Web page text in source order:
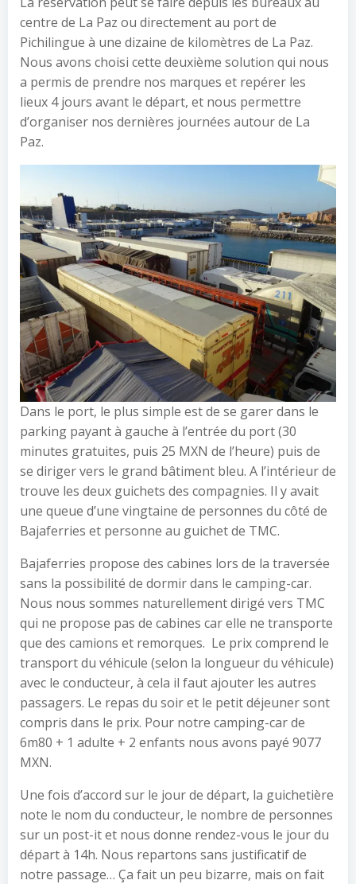
centre de La Paz ou directement au port de
Pichilingue à une dizaine de kilomètres de La Paz.
Nous avons choisi cette deuxième solution qui nous
a permis de prendre nos marques et repérer les
lieux 4 jours avant le départ, et nous permettre
d’organiser nos dernières journées autour de La
Paz.
Dans le port, le plus simple est de se garer dans le
parking payant à gauche à l’entrée du port (30
minutes gratuites, puis 25 MXN de l’heure) puis de
se diriger vers le grand bâtiment bleu. A l’intérieur de
trouve les deux guichets des compagnies. Il y avait
une queue d’une vingtaine de personnes du côté de
Bajaferries et personne au guichet de TMC.
Bajaferries propose des cabines lors de la traversée
sans la possibilité de dormir dans le camping-car.
Nous nous sommes naturellement dirigé vers TMC
qui ne propose pas de cabines car elle ne transporte
que des camions et remorques. Le prix comprend le
transport du véhicule (selon la longueur du véhicule)
avec le conducteur, à cela il faut ajouter les autres
passagers. Le repas du soir et le petit déjeuner sont
compris dans le prix. Pour notre camping-car de
6m80 + 1 adulte + 2 enfants nous avons payé 9077
MXN.
Une fois d’accord sur le jour de départ, la guichetière
note le nom du conducteur, le nombre de personnes
sur un post-it et nous donne rendez-vous le jour du
départ à 14h. Nous repartons sans justificatif de
notre passage… Ça fait un peu bizarre, mais on fait